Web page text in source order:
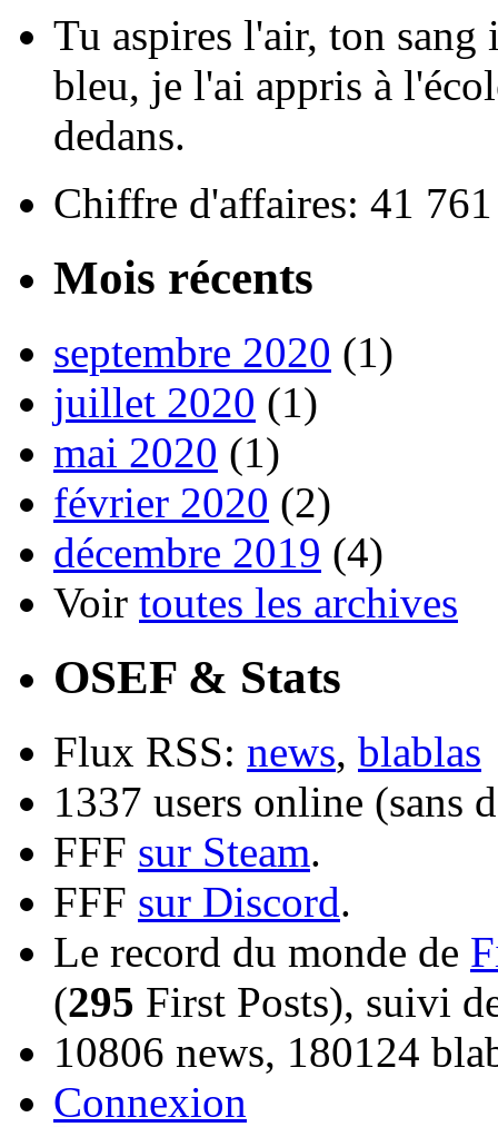
Tu aspires l'air, ton sang
bleu, je l'ai appris à
dedans.
Chiffre d'affaires: 41
Mois récents
septembre 2020 (1)
juillet 2020 (1)
mai 2020 (1)
février 2020 (2)
décembre 2019 (4)
Voir toutes les archives
OSEF & Stats
Flux RSS: news, blablas
1337 users online (sans
FFF sur Steam.
FFF sur Discord.
Le record du monde de
(295 First Posts), suivi
10806 news, 180124
Connexion